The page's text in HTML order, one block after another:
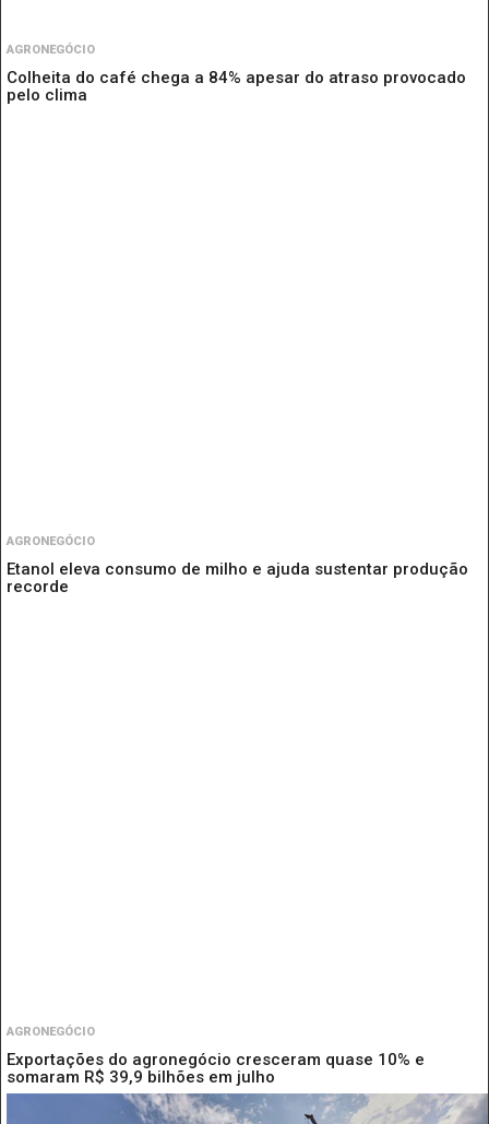
AGRONEGÓCIO
Colheita do café chega a 84% apesar do atraso provocado
pelo clima
AGRONEGÓCIO
Etanol eleva consumo de milho e ajuda sustentar produção
recorde
AGRONEGÓCIO
Exportações do agronegócio cresceram quase 10% e
somaram R$ 39,9 bilhões em julho